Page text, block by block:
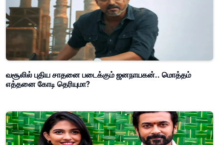
வசூலில் புதிய சாதனை படைக்கும் ஜனநாயகன்.. மொத்தம்
எத்தனை கோடி தெரியுமா?